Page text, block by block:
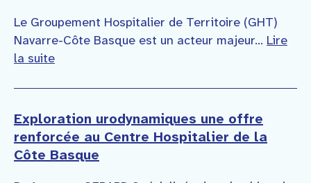
Le Groupement Hospitalier de Territoire (GHT)
Navarre-Côte Basque est un acteur majeur... Lire
la suite
Exploration urodynamiques une offre
renforcée au Centre Hospitalier de la
Côte Basque